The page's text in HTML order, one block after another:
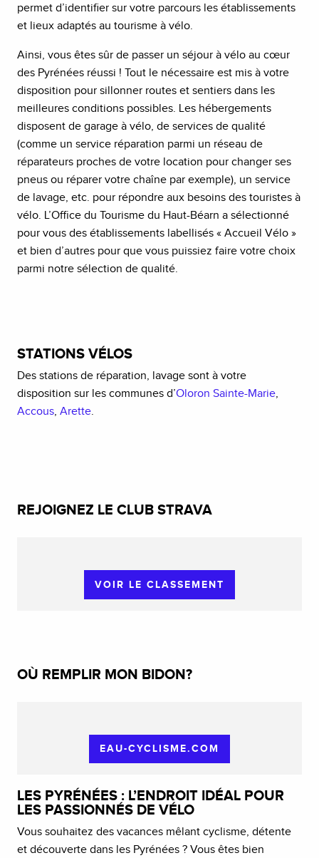
permet d’identifier sur votre parcours les établissements
et lieux adaptés au tourisme à vélo.
Ainsi, vous êtes sûr de passer un séjour à vélo au cœur
des Pyrénées réussi ! Tout le nécessaire est mis à votre
disposition pour sillonner routes et sentiers dans les
meilleures conditions possibles. Les hébergements
disposent de garage à vélo, de services de qualité
(comme un service réparation parmi un réseau de
réparateurs proches de votre location pour changer ses
pneus ou réparer votre chaîne par exemple), un service
de lavage, etc. pour répondre aux besoins des touristes à
vélo. L’Office du Tourisme du Haut-Béarn a sélectionné
pour vous des établissements labellisés « Accueil Vélo »
et bien d’autres pour que vous puissiez faire votre choix
parmi notre sélection de qualité.
STATIONS VÉLOS
Des stations de réparation, lavage sont à votre
disposition sur les communes d’Oloron Sainte-Marie,
Accous, Arette.
REJOIGNEZ LE CLUB STRAVA
VOIR LE CLASSEMENT
OÙ REMPLIR MON BIDON?
EAU-CYCLISME.COM
LES PYRÉNÉES : L’ENDROIT IDÉAL POUR
LES PASSIONNÉS DE VÉLO
Vous souhaitez des vacances mêlant cyclisme, détente
et découverte dans les Pyrénées ? Vous êtes bien